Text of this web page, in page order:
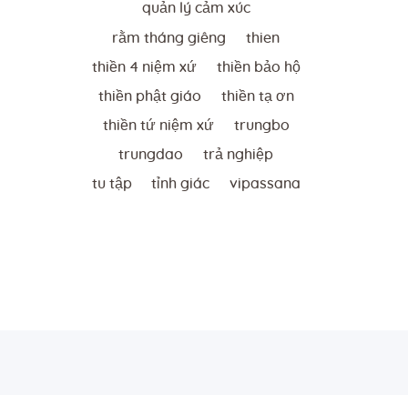
quản lý cảm xúc
rằm tháng giêng thien
thiền 4 niệm xứ thiền bảo hộ
thiền phật giáo thiền tạ ơn
thiền tứ niệm xứ trungbo
trungdao trả nghiệp
tu tập tỉnh giác vipassana